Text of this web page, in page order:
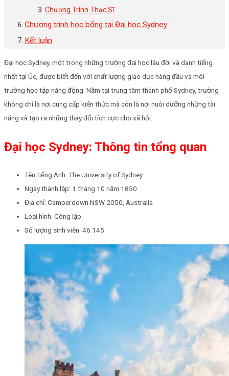
Chương Trình Thạc Sĩ
Chương trình học bổng tại Đại học Sydney
Kết luận
Đại học Sydney, một trong những trường đại học lâu đời và danh tiếng
nhất tại Úc, được biết đến với chất lượng giáo dục hàng đầu và môi
trường học tập năng động. Nằm tại trung tâm thành phố Sydney, trường
không chỉ là nơi cung cấp kiến thức mà còn là nơi nuôi dưỡng những tài
năng và tạo ra những thay đổi tích cực cho xã hội.
Đại học Sydney: Thông tin tổng quan
Tên tiếng Anh: The University of Sydney
Ngày thành lập: 1 tháng 10 năm 1850
Địa chỉ: Camperdown NSW 2050, Australia
Loại hình: Công lập
Số lượng sinh viên: 46.145